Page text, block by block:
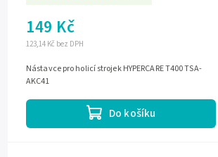
123,14 Kč bez DPH
149 Kč
Do košíku
Nástavce pro holicí strojek HYPERCARE T400 TSA-
AKC41